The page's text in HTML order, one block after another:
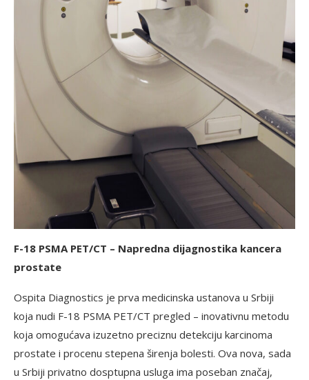
F-18 PSMA PET/CT – Napredna dijagnostika kancera
prostate
Ospita Diagnostics je prva medicinska ustanova u Srbiji
koja nudi F-18 PSMA PET/CT pregled – inovativnu metodu
koja omogućava izuzetno preciznu detekciju karcinoma
prostate i procenu stepena širenja bolesti. Ova nova, sada
u Srbiji privatno dosptupna usluga ima poseban značaj,